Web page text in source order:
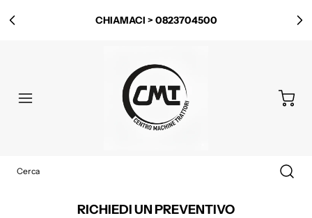
CHIAMACI > 0823704500
RICHIEDI UN PREVENTIVO